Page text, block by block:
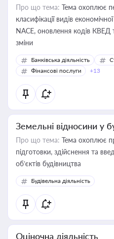
Про що тема: Тема охоплює
класифікації видів
NACE, оновлення кодів КВЕД
зміни
Банківська діяльність
Фінансові послуги
+13
Земельні відносини у
Про що тема: Тема охоплює
підготовки, здійснення та
об’єктів будівництва
Будівельна діяльність
Оціночна діяльність